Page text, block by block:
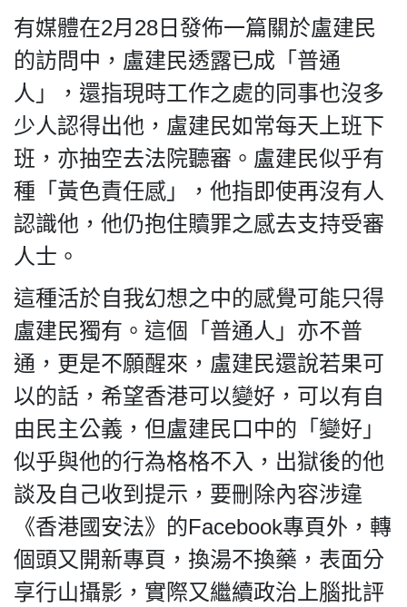
For
HK.
All
rights
reserved.
有媒體在2月28日發佈一篇關於盧建民
的訪問中，盧建民透露已成「普通
人」，還指現時工作之處的同事也沒多
少人認得出他，盧建民如常每天上班下
班，亦抽空去法院聽審。盧建民似乎有
種「黃色責任感」，他指即使再沒有人
認識他，他仍抱住贖罪之感去支持受審
人士。
這種活於自我幻想之中的感覺可能只得
盧建民獨有。這個「普通人」亦不普
通，更是不願醒來，盧建民還說若果可
以的話，希望香港可以變好，可以有自
由民主公義，但盧建民口中的「變好」
似乎與他的行為格格不入，出獄後的他
談及自己收到提示，要刪除內容涉違
《香港國安法》的Facebook專頁外，轉
個頭又開新專頁，換湯不換藥，表面分
享行山攝影，實際又繼續政治上腦批評